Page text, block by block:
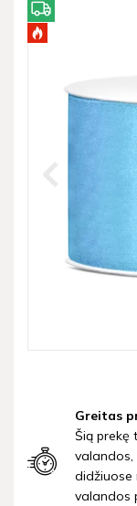
Greitas
Šią prekę
valandos,
didžiuose
valandos